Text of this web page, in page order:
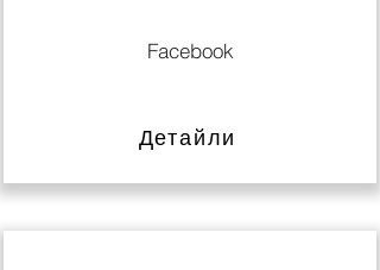
Facebook
Детайли